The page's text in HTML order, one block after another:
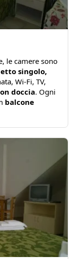
le camere sono
singolo,
Wi-Fi, TV,
doccia. Ogni
balcone